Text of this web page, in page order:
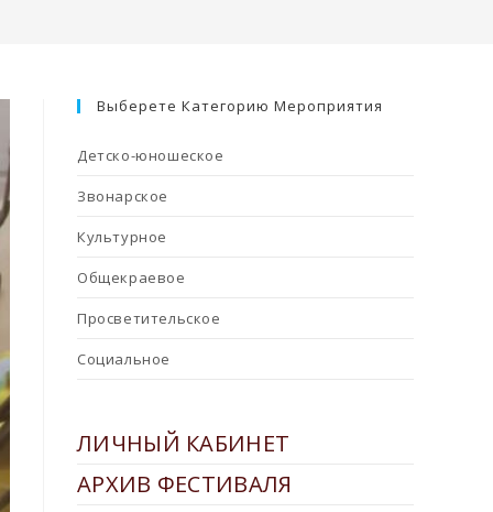
Выберете Категорию Мероприятия
Детско-юношеское
Звонарское
Культурное
Общекраевое
Просветительское
Социальное
ЛИЧНЫЙ КАБИНЕТ
АРХИВ ФЕСТИВАЛЯ